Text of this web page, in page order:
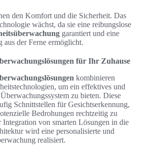
den Komfort und die Sicherheit. Das
wächst, da sie eine reibungslose
garantiert und eine
aus der Ferne ermöglicht.
für Ihr Zuhause
kombinieren
um ein effektives und
zu bieten. Diese
Schnittstellen für Gesichtserkennung,
Bedrohungen rechtzeitig zu
von smarten Lösungen in die
wird eine personalisierte und
realisiert.